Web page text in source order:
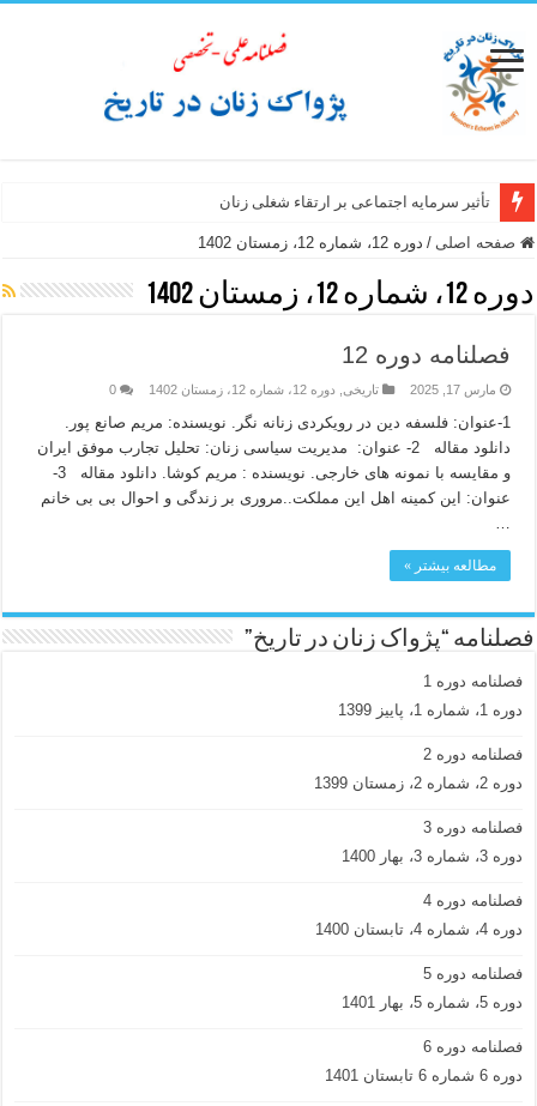
تأثیر سرمایه اجتماعی بر ارتقاء شغلی زنان
صفحه اصلی / دوره 12، شماره 12، زمستان 1402
دوره 12، شماره 12، زمستان 1402
فصلنامه دوره 12
مارس 17, 2025 تاریخی دوره 12، شماره 12، زمستان 1402 0
1-عنوان: فلسفه دین در رویکردی زنانه نگر. نویسنده: مریم صانع پور.
دانلود مقاله 2- عنوان: مدیریت سیاسی زنان: تحلیل تجارب موفق ایران
و مقایسه با نمونه های خارجی. نویسنده : مریم کوشا. دانلود مقاله 3-
عنوان: این کمینه اهل این مملکت..مروری بر زندگی و احوال بی بی خانم
مطالعه بیشتر »
فصلنامه “پژواک زنان در تاریخ”
فصلنامه دوره 1
دوره 1، شماره 1، پاییز 1399
فصلنامه دوره 2
دوره 2، شماره 2، زمستان 1399
فصلنامه دوره 3
دوره 3، شماره 3، بهار 1400
فصلنامه دوره 4
دوره 4، شماره 4، تابستان 1400
فصلنامه دوره 5
دوره 5، شماره 5، بهار 1401
فصلنامه دوره 6
دوره 6 شماره 6 تابستان 1401